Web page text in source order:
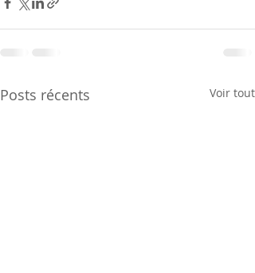
Posts récents Voir tout